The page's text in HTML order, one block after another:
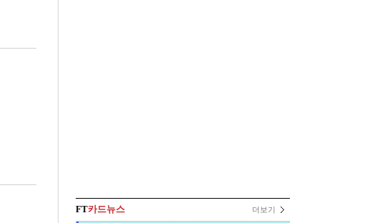
FT카드뉴스 더보기